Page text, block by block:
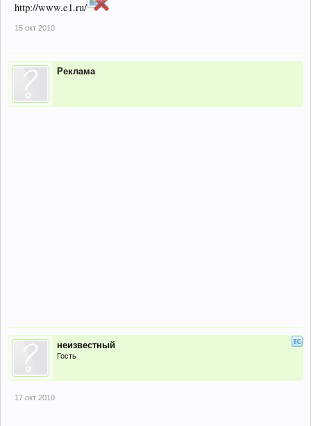
http://www.e1.ru/
15 окт 2010
Реклама
неизвестный
Гость
17 окт 2010